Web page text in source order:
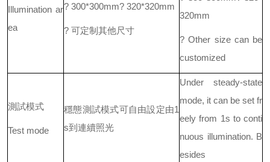
Illumination ar
ea
? 300*300mm? 320*320mm
? 可定制其他尺寸
320mm
? Other size can be
customized
測試模式
Test mode
穩態測試模式可自由設定由1
s到連續照光
Under steady-state
mode, it can be set fr
eely from 1s to conti
nuous illumination. B
esides